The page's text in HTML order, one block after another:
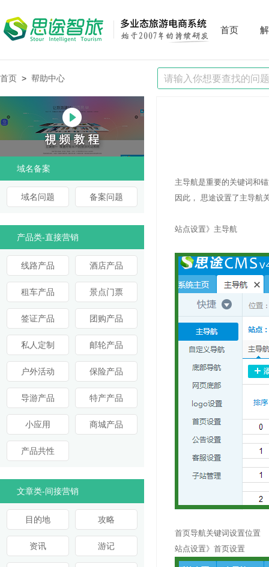
首页
首页 > 帮助中心
域名备案
域名问题 备案问题
产品类-直接营销
线路产品 酒店产品
租车产品 景点门票
签证产品 团购产品
私人定制 邮轮产品
户外活动 保险产品
导游产品 特产产品
小应用 商城产品
产品共性
文章类-间接营销
目的地 攻略
资讯 游记
主导航是重要的关键词和
因此， 思途设置了主导航
站点设置》主导航
首页导航关键词设置位置
站点设置》首页设置